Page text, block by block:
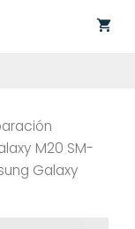
M20 SM-
Galaxy